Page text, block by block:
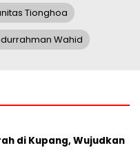
Tionghoa
Wahid
di Kupang, Wujudkan